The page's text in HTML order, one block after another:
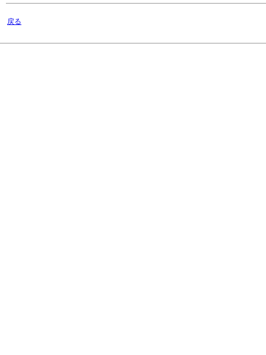
戻る